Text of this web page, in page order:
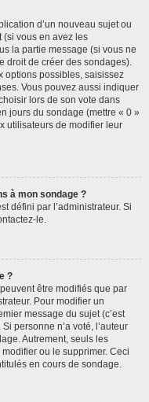
d’un nouveau sujet ou
(si vous en avez les
la partie message (si vous ne
droit de créer des sondages).
options possibles, saisissez
Vous pouvez aussi indiquer
lors de son vote dans
jours du sondage (mettre « 0 »
utilisateurs de modifier leur
à mon sondage ?
défini par l’administrateur. Si
le.
?
être modifiés que par
Pour modifier un
message du sujet (c’est
personne n’a voté, l’auteur
Autrement, seuls les
ou le supprimer. Ceci
en cours de sondage.